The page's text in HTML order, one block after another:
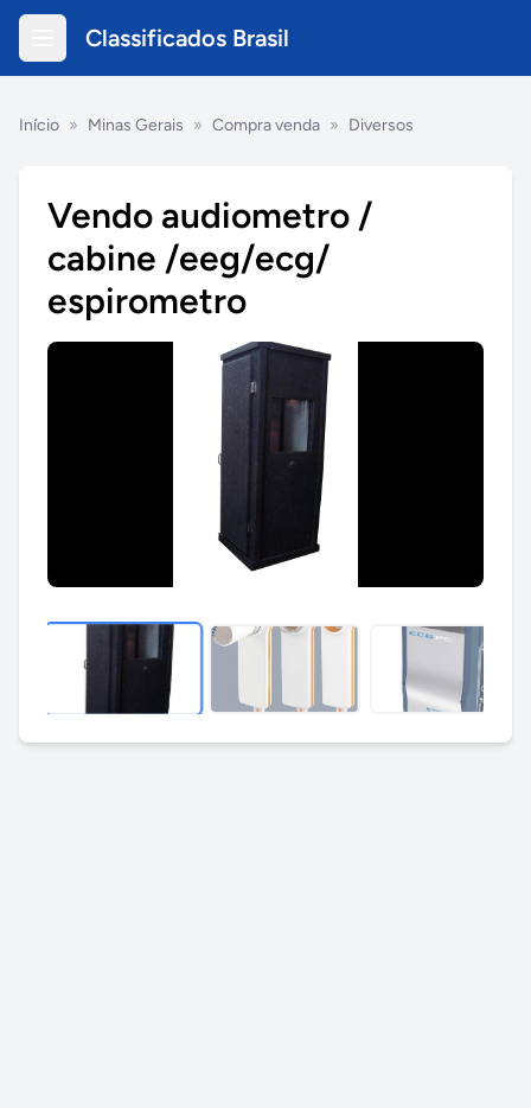
Classificados Brasil
Início » Minas Gerais » Compra venda » Diversos
Vendo audiometro /
cabine /eeg/ecg/
espirometro